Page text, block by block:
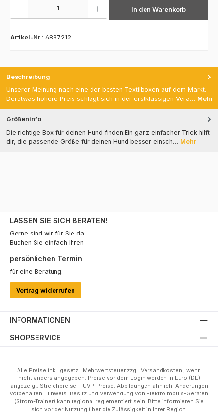
In den Warenkorb
Artikel-Nr.: 6837212
Beschreibung
Unserer Meinung nach eine der besten Textilboxen auf dem Markt.
Deretwas höhere Preis schlägt sich in der erstklassigen Vera… Mehr
Größeninfo
Die richtige Box für deinen Hund finden:Ein ganz einfacher Trick hilft
dir, die passende Größe für deinen Hund besser einsch… Mehr
LASSEN SIE SICH BERATEN!
Gerne sind wir für Sie da.
Buchen Sie einfach Ihren
persönlichen Termin
für eine Beratung.
Vertrag widerrufen
INFORMATIONEN
SHOPSERVICE
Alle Preise inkl. gesetzl. Mehrwertsteuer zzgl. Versandkosten , wenn
nicht anders angegeben. Preise vor dem Login werden in Euro (DE)
angezeigt. Streichpreise = UVP-Preise. Abbildungen ähnlich. Änderungen
vorbehalten. Hinweis: Besitz und Verwendung von Elektroimpuls-Geräten
(Strom-Trainer) kann regional reglementiert sein. Bitte informieren Sie
sich vor der Nutzung über die Zulässigkeit in Ihrer Region.